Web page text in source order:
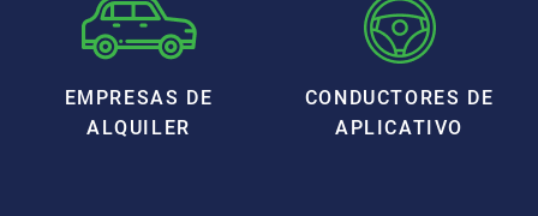
EMPRESAS DE
ALQUILER
CONDUCTORES DE
APLICATIVO